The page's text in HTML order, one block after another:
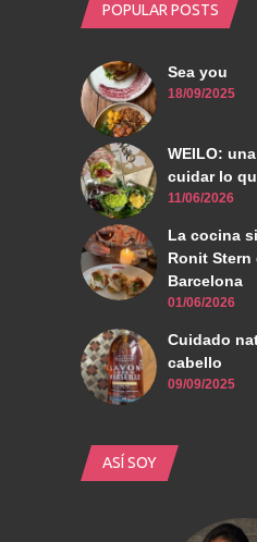
POPULAR POSTS
Sea you
18/09/2025
WEILO:
cuidar lo
11/06/2026
La cocina
Ronit Stern
Barcelona
01/06/2026
Cuidado
cabello
09/09/2025
ASÍ SOY